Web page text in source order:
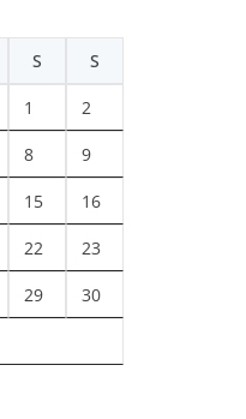
S S
1 2
8 9
15 16
22 23
29 30